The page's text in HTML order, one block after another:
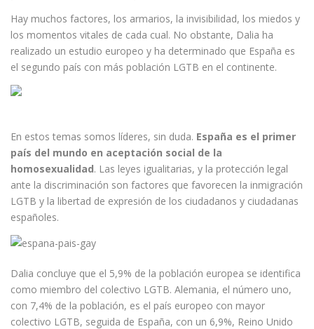
Hay muchos factores, los armarios, la invisibilidad, los miedos y
los momentos vitales de cada cual. No obstante, Dalia ha
realizado un estudio europeo y ha determinado que España es
el segundo país con más población LGTB en el continente.
En estos temas somos líderes, sin duda. España es el primer
país del mundo en aceptación social de la
homosexualidad. Las leyes igualitarias, y la protección legal
ante la discriminación son factores que favorecen la inmigración
LGTB y la libertad de expresión de los ciudadanos y ciudadanas
españoles.
Dalia concluye que el 5,9% de la población europea se identifica
como miembro del colectivo LGTB. Alemania, el número uno,
con 7,4% de la población, es el país europeo con mayor
colectivo LGTB, seguida de España, con un 6,9%, Reino Unido